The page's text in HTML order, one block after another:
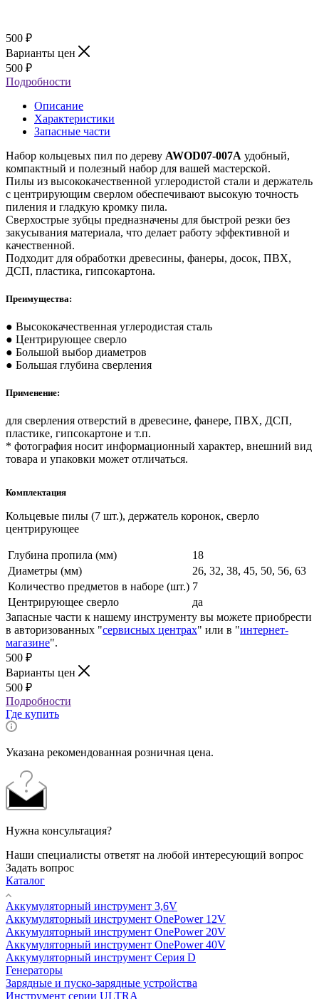
500 ₽
Варианты цен
500 ₽
Подробности
Описание
Характеристики
Запасные части
Набор кольцевых пил по дереву AWOD07-007A удобный,
компактный и полезный набор для вашей мастерской.
Пилы из высококачественной углеродистой стали и держатель
с центрирующим сверлом обеспечивают высокую точность
пиления и гладкую кромку пила.
Сверхострые зубцы предназначены для быстрой резки без
закусывания материала, что делает работу эффективной и
качественной.
Подходит для обработки древесины, фанеры, досок, ПВХ,
ДСП, пластика, гипсокартона.
Преимущества:
● Высококачественная углеродистая сталь
● Центрирующее сверло
● Большой выбор диаметров
● Большая глубина сверления
Применение:
для сверления отверстий в древесине, фанере, ПВХ, ДСП,
пластике, гипсокартоне и т.п.
* фотография носит информационный характер, внешний вид
товара и упаковки может отличаться.
Комплектация
Кольцевые пилы (7 шт.), держатель коронок, сверло
центрирующее
Глубина пропила (мм)
18
Диаметры (мм)
26, 32, 38, 45, 50, 56, 63
Количество предметов в наборе (шт.) 7
Центрирующее сверло
да
Запасные части к нашему инструменту вы можете приобрести
в авторизованных "сервисных центрах" или в "интернет-
магазине".
500 ₽
Варианты цен
500 ₽
Подробности
Где купить
Указана рекомендованная розничная цена.
Нужна консультация?
Наши специалисты ответят на любой интересующий вопрос
Задать вопрос
Каталог
Аккумуляторный инструмент 3,6V
Аккумуляторный инструмент OnePower 12V
Аккумуляторный инструмент OnePower 20V
Аккумуляторный инструмент OnePower 40V
Аккумуляторный инструмент Серия D
Генераторы
Зарядные и пуско-зарядные устройства
Инструмент серии ULTRA